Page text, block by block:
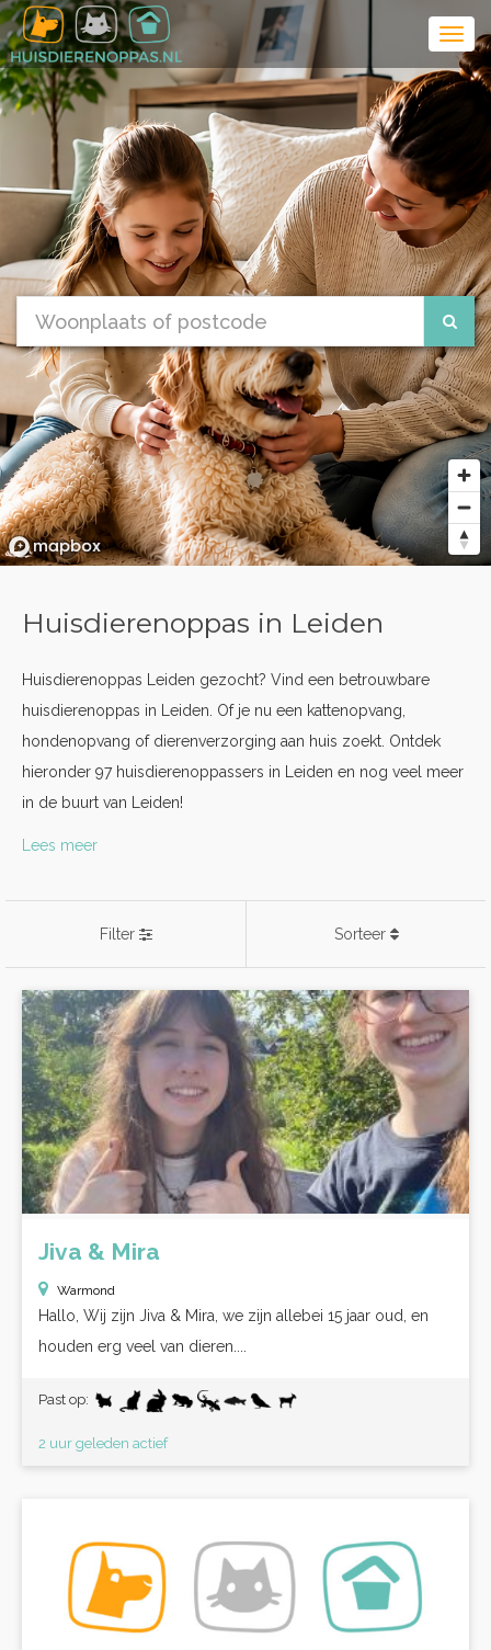
Huisdierenoppas in Leiden
Huisdierenoppas Leiden gezocht? Vind een betrouwbare
huisdierenoppas in Leiden. Of je nu een kattenopvang,
hondenopvang of dierenverzorging aan huis zoekt. Ontdek
hieronder 97 huisdierenoppassers in Leiden en nog veel meer
in de buurt van Leiden!
Lees meer
Filter Sorteer
Jiva & Mira
Warmond
Hallo, Wij zijn Jiva & Mira, we zijn allebei 15 jaar oud, en
houden erg veel van dieren....
Past op:
2 uur geleden actief